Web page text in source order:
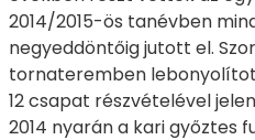
2014/2015-ös tanévben
negyeddöntőig jutott el.
tornateremben
12 csapat részvételével
2014 nyarán a kari győztes